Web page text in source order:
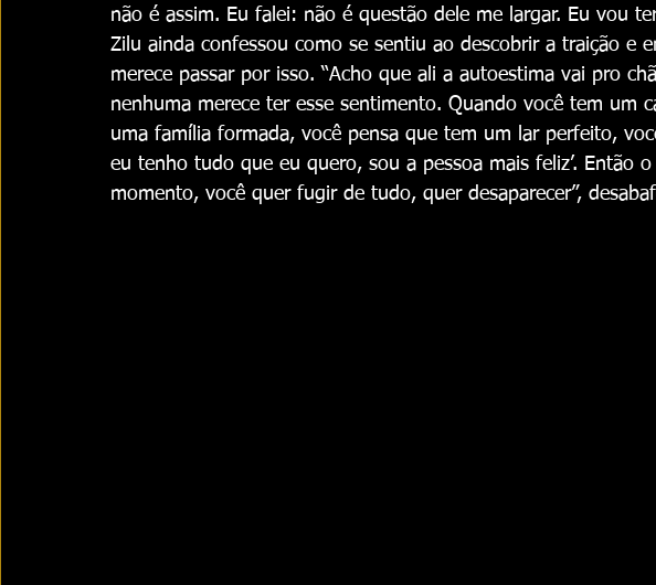
não é assim. Eu falei: não é questão dele me largar. Eu vou
Zilu ainda confessou como se sentiu ao descobrir a traição e
merece passar por isso. “Acho que ali a autoestima vai pro
nenhuma merece ter esse sentimento. Quando você tem um
uma família formada, você pensa que tem um lar perfeito,
eu tenho tudo que eu quero, sou a pessoa mais feliz’. Então
momento, você quer fugir de tudo, quer desaparecer”,